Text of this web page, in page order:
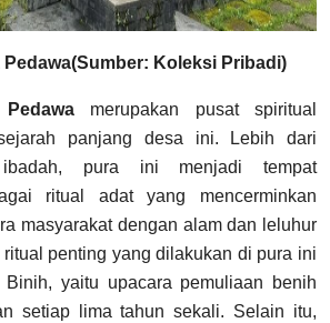
Pedawa(Sumber: Koleksi Pribadi)
merupakan pusat spiritual
panjang desa ini. Lebih dari
pura ini menjadi tempat
ritual adat yang mencerminkan
masyarakat dengan alam dan leluhur
penting yang dilakukan di pura ini
yaitu upacara pemuliaan benih
setiap lima tahun sekali. Selain itu,